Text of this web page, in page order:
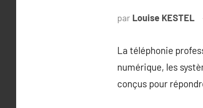
par Louise KESTEL
La téléphonie
numérique, les
conçus pour